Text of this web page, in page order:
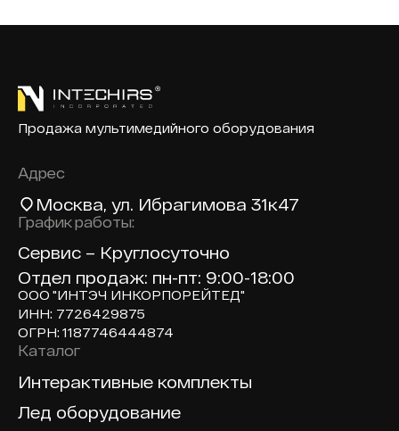
Продажа мультимедийного оборудования
Адрес
Москва, ул. Ибрагимова 31к47
График работы:
Сервис – Круглосуточно
Отдел продаж: пн-пт: 9:00-18:00
ООО "ИНТЭЧ ИНКОРПОРЕЙТЕД"
ИНН: 7726429875
ОГРН: 1187746444874
Доп навигация по сайту
Каталог
Интерактивные комплекты
Лед оборудование